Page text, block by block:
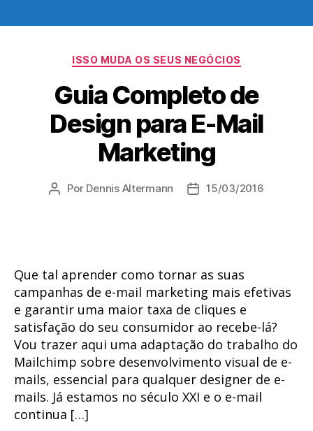
Categorias
ISSO MUDA OS SEUS NEGÓCIOS
Guia Completo de
Design para E-Mail
Marketing
Autor
Por Dennis Altermann
Data15/03/2016
Que tal aprender como tornar as suas
campanhas de e-mail marketing mais efetivas
e garantir uma maior taxa de cliques e
satisfação do seu consumidor ao recebe-lá?
Vou trazer aqui uma adaptação do trabalho do
Mailchimp sobre desenvolvimento visual de e-
mails, essencial para qualquer designer de e-
mails. Já estamos no século XXI e o e-mail
continua […]